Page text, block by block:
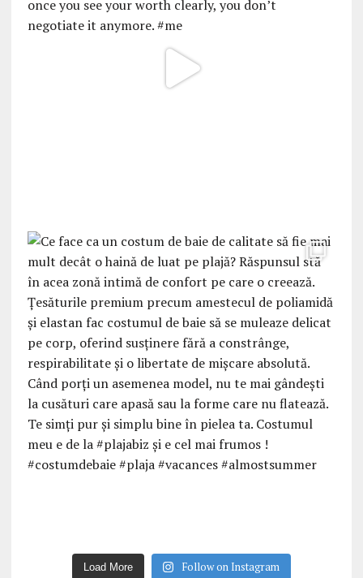
Load More Follow on Instagram